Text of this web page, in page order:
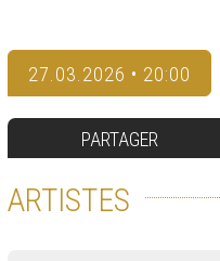
27.03.2026 • 20:00
PARTAGER
ARTISTES